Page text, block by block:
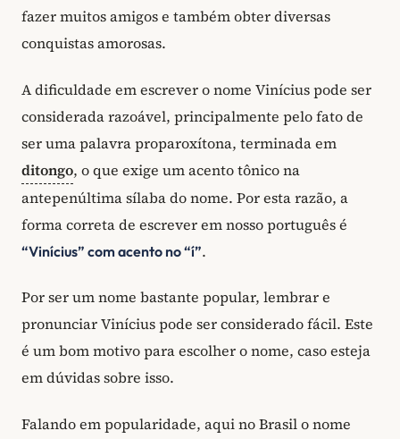
fazer muitos amigos e também obter diversas
conquistas amorosas.
A dificuldade em escrever o nome Vinícius pode ser
considerada razoável, principalmente pelo fato de
ser uma palavra proparoxítona, terminada em
ditongo, o que exige um acento tônico na
antepenúltima sílaba do nome. Por esta razão, a
forma correta de escrever em nosso português é
“Vinícius” com acento no “í”.
Por ser um nome bastante popular, lembrar e
pronunciar Vinícius pode ser considerado fácil. Este
é um bom motivo para escolher o nome, caso esteja
em dúvidas sobre isso.
Falando em popularidade, aqui no Brasil o nome